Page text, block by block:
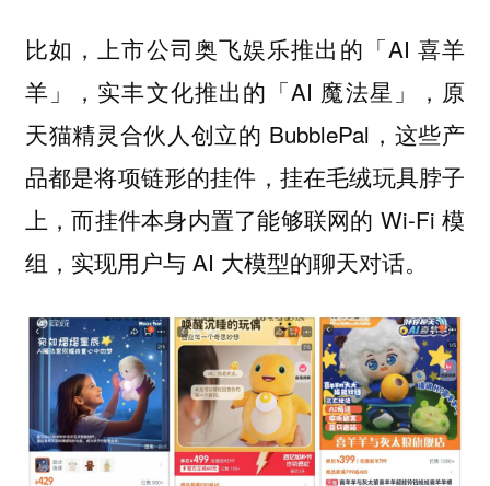
比如，上市公司奥飞娱乐推出的「AI 喜羊
羊」，实丰文化推出的「AI 魔法星」，原
天猫精灵合伙人创立的 BubblePal，这些产
品都是将项链形的挂件，挂在毛绒玩具脖子
上，而挂件本身内置了能够联网的 Wi-Fi 模
组，实现用户与 AI 大模型的聊天对话。